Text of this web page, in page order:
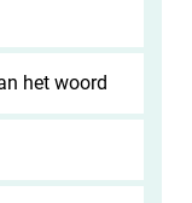
het woord